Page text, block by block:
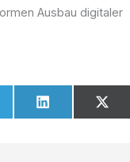
Ausbau digitaler
Share
on
L
i
on
X
(